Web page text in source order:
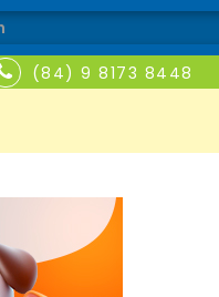
(84) 9 8173 8448